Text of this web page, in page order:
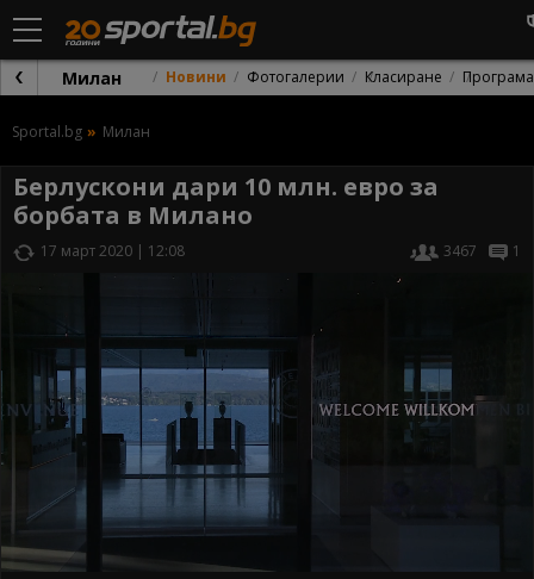
Милан Новини Фотогалерии Класиране Програма
Sportal.bg Милан
Берлускони дари 10 млн. евро за
борбата в Милано
17 март 2020 | 12:08 3467 1